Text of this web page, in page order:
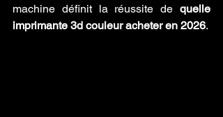
machine définit la réussite de quelle
imprimante 3d couleur acheter en 2026.